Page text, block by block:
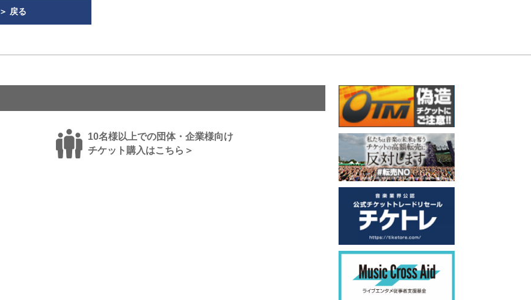
＞ 戻る
10名様以上での団体・企業様向け
チケット購入はこちら＞